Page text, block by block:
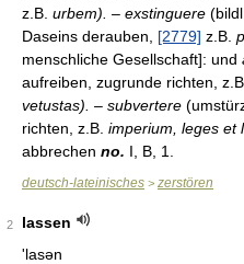
z.B. urbem). – exstinguere
Daseins derauben, [2779] z.B.
menschliche Gesellschaft]: und
aufreiben, zugrunde richten, z.B.
vetustas). – subvertere
richten, z.B. imperium, leges et
abbrechen no. I, B, 1.
deutsch-lateinisches > zerstören
2
lassen
'lasən